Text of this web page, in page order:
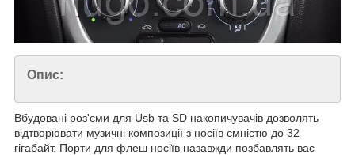
Опис:
Вбудовані роз'єми для Usb та SD накопичувачів дозволять
відтворювати музичні композиції з носіїв ємністю до 32
гігабайт. Порти для флеш носіїв назавжди позбавлять вас